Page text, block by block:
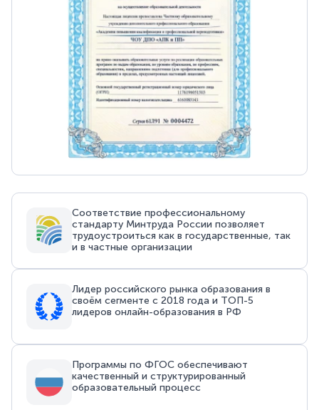
Соответствие профессиональному
стандарту Минтруда России позволяет
трудоустроиться как в государственные, так
и в частные организации
Лидер российского рынка образования в
своём сегменте с 2018 года и ТОП-5
лидеров онлайн-образования в РФ
Программы по ФГОС обеспечивают
качественный и структурированный
образовательный процесс